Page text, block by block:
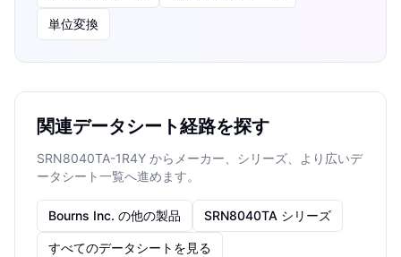
単位変換
関連データシート経路を探す
SRN8040TA-1R4Y からメーカー、シリーズ、より広いデ
ータシート一覧へ進めます。
Bourns Inc. の他の製品 SRN8040TA シリーズ
すべてのデータシートを見る